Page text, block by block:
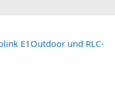
E1Outdoor und RLC-